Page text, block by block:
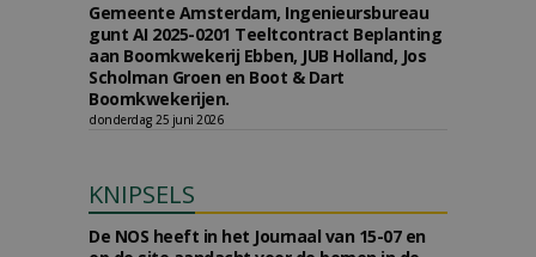
Gemeente Amsterdam, Ingenieursbureau
gunt AI 2025-0201 Teeltcontract Beplanting
aan Boomkwekerij Ebben, JUB Holland, Jos
Scholman Groen en Boot & Dart
Boomkwekerijen.
donderdag 25 juni 2026
KNIPSELS
De NOS heeft in het Journaal van 15-07 en